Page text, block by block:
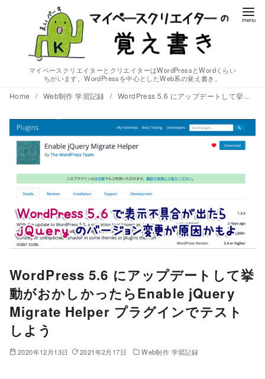
マイペースクリエイターとクリエイターはWordPressとWordくらい
ちがいます。WordPressを中心としたWeb系の覚え書き。
Home Web制作 学習記録 WordPress 5.6 にアップデートして挙動がおかしかったらEnable jQuery Migrate Helper プラグインでテストしよう
WordPress 5.6 にアップデートして挙
動がおかしかったらEnable jQuery
Migrate Helper プラグインでテスト
しよう
2020年12月13日 2021年2月17日 Web制作 学習記録